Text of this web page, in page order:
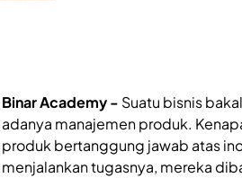
Binar Academy - Suatu bisnis
adanya manajemen produk.
produk bertanggung jawab atas
menjalankan tugasnya, mereka